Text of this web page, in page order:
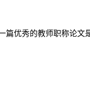
优秀的教师职称论文